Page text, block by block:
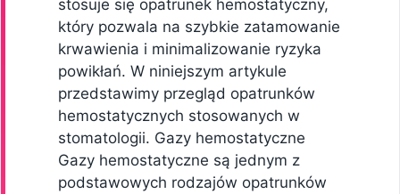
stosuje się opatrunek hemostatyczny,
który pozwala na szybkie zatamowanie
krwawienia i minimalizowanie ryzyka
powikłań. W niniejszym artykule
przedstawimy przegląd opatrunków
hemostatycznych stosowanych w
stomatologii. Gazy hemostatyczne
Gazy hemostatyczne są jednym z
podstawowych rodzajów opatrunków